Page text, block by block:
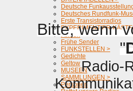
Deutsche
Deutsches Rundfunk-
Erste Transistorradios
EXPERIMENTIER-
Firmen
Frühe Sender
FUNKSTELLEN >
Gedichte
Geltow
MUSEEN
SAMMLUNGEN >
Personen
Bitte, wenn
"
Radio-